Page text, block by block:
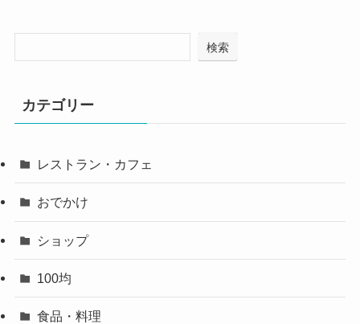
検索
カテゴリー
レストラン・カフェ
おでかけ
ショップ
100均
食品・料理